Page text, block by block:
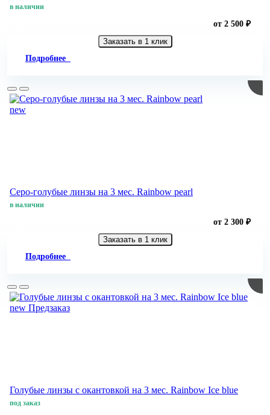
в наличии
от 2 500 ₽
Заказать в 1 клик
Подробнее
new
Серо-голубые линзы на 3 мес. Rainbow pearl
в наличии
от 2 300 ₽
Заказать в 1 клик
Подробнее
new Предзаказ
Голубые линзы с окантовкой на 3 мес. Rainbow Ice blue
под заказ